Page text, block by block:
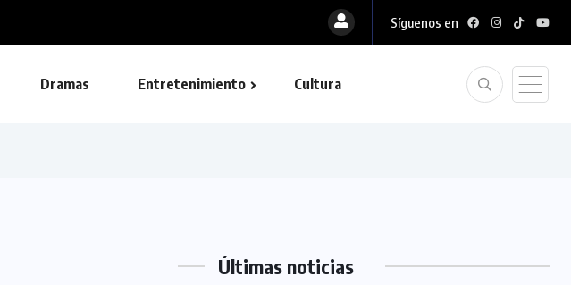
Síguenos en
Dramas Entretenimiento Cultura
Últimas noticias